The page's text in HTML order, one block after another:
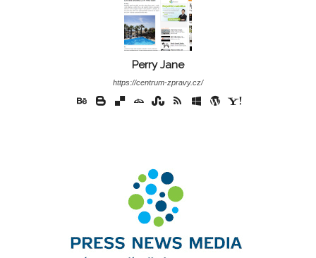
Perry Jane
https://centrum-zpravy.cz/